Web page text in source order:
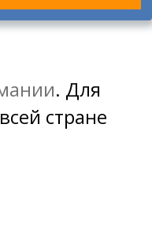
. Для
стране